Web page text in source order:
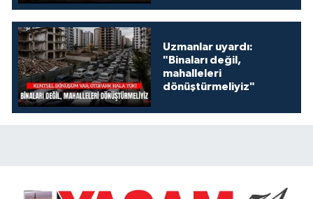
Uzmanlar uyardı:
"Binaları değil,
mahalleleri
dönüştürmeliyiz"